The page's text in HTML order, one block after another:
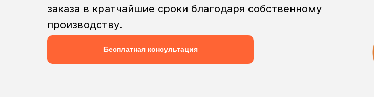
заказа в кратчайшие сроки благодаря собственному
производству.
Бесплатная консультация